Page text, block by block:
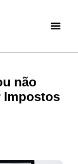
não
Impostos